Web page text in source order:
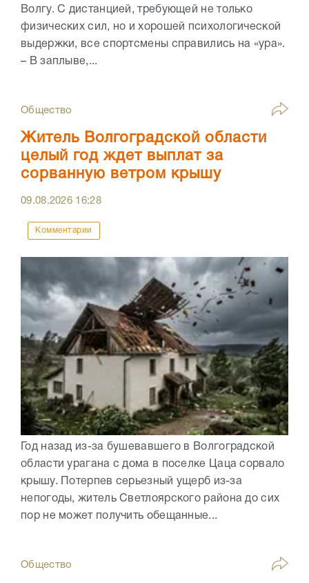
Волгу. С дистанцией, требующей не только
физических сил, но и хорошей психологической
выдержки, все спортсмены справились на «ура».
– В заплыве,...
Общество
Житель Волгоградской области
целый год ждет выплат за
сорванную ветром крышу
09.08.2026 16:28
Комментарии
Год назад из-за бушевавшего в Волгоградской
области урагана с дома в поселке Цаца сорвало
крышу. Потерпев серьезный ущерб из-за
непогоды, житель Светлоярского района до сих
пор не может получить обещанные...
Общество